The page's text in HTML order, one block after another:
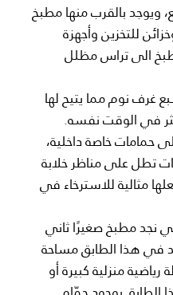
بالقرب منها مطبخ
للتخزين وأجهزة
الى تراس مظلل
غرف نوم مما يتيح لها
في الوقت نفسه.
حمامات خاصة داخلية،
تطل على مناظر خلابة
مثالية للاسترخاء في
نجد مطبخ صغيرًا ثاني
في هذا الطابق مساحة
منزلية كبيرة أو